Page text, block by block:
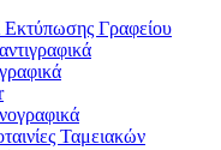
Εκτύπωσης Γραφείου
Ταμειακών